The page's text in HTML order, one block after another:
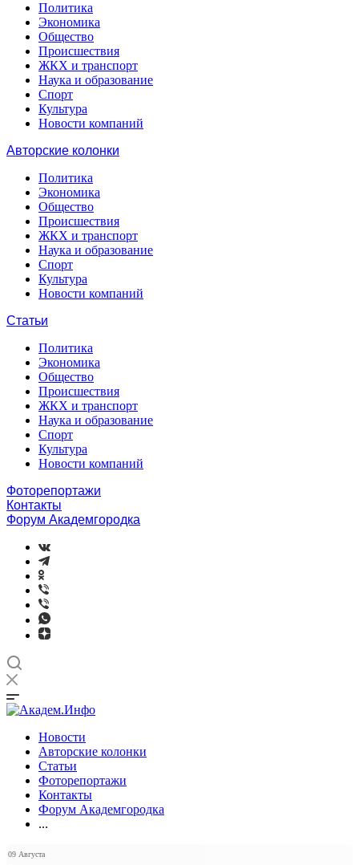
Политика
Экономика
Общество
Происшествия
ЖКХ и транспорт
Наука и образование
Спорт
Культура
Новости компаний
Авторские колонки
Политика
Экономика
Общество
Происшествия
ЖКХ и транспорт
Наука и образование
Спорт
Культура
Новости компаний
Статьи
Политика
Экономика
Общество
Происшествия
ЖКХ и транспорт
Наука и образование
Спорт
Культура
Новости компаний
Фоторепортажи
Контакты
Форум Академгородка
Новости
Авторские колонки
Статьи
Фоторепортажи
Контакты
Форум Академгородка
...
09 Августа